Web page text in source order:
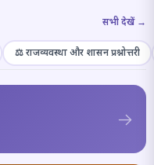
सभी देखें →
⚖️ राजव्यवस्था और शासन प्रश्नोत्तरी